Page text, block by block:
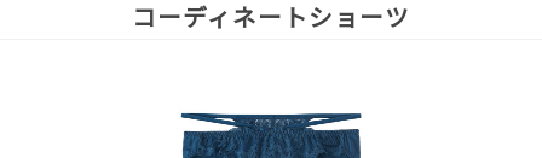
コーディネートショーツ